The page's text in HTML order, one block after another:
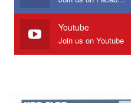
Youtube
Join us on Youtube